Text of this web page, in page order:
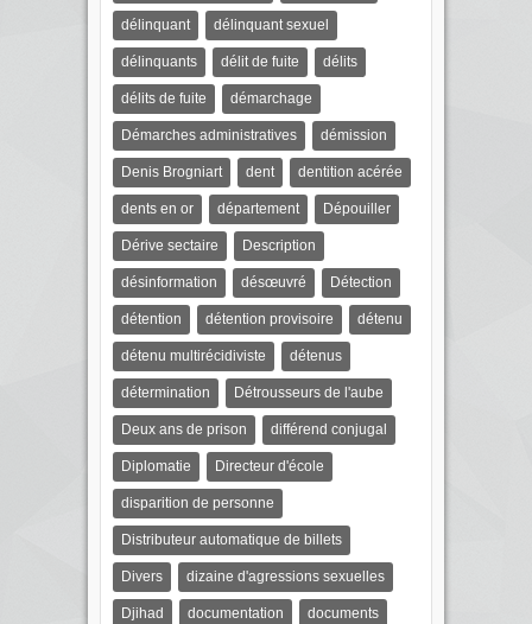
délinquant délinquant sexuel
délinquants délit de fuite délits
délits de fuite démarchage
Démarches administratives démission
Denis Brogniart dent dentition acérée
dents en or département Dépouiller
Dérive sectaire Description
désinformation désœuvré Détection
détention détention provisoire détenu
détenu multirécidiviste détenus
détermination Détrousseurs de l'aube
Deux ans de prison différend conjugal
Diplomatie Directeur d'école
disparition de personne
Distributeur automatique de billets
Divers dizaine d'agressions sexuelles
Djihad documentation documents